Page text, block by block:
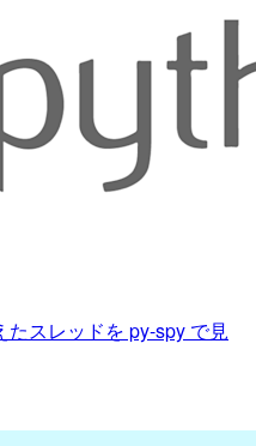
スレッドを py-spy で見